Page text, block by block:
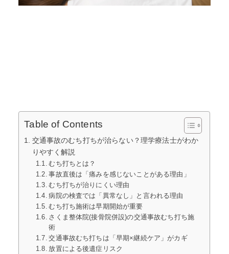
Table of Contents
交通事故のむち打ちが治らない？理学療法士がわか
りやすく解説
むち打ちとは？
事故直後は「痛みを感じないことがある理由」
むち打ちが治りにくい理由
病院の検査では「異常なし」と言われる理由
むち打ち施術は早期開始が重要
さくま整体院(接骨院併設)の交通事故むち打ち施
術
交通事故むち打ちは「早期×継続ケア」がカギ
放置による後遺症リスク